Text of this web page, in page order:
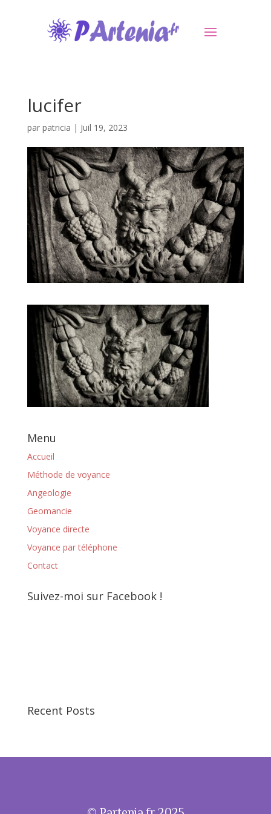
lucifer
par patricia | Juil 19, 2023
Menu
Accueil
Méthode de voyance
Angeologie
Geomancie
Voyance directe
Voyance par téléphone
Contact
Suivez-moi sur Facebook !
Recent Posts